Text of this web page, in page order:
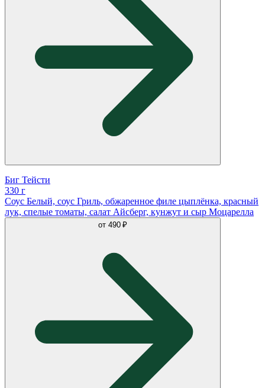
Биг Тейсти
330 г
Соус Белый, соус Гриль, обжаренное филе цыплёнка, красный
лук, спелые томаты, салат Айсберг, кунжут и сыр Моцарелла
от 490 ₽